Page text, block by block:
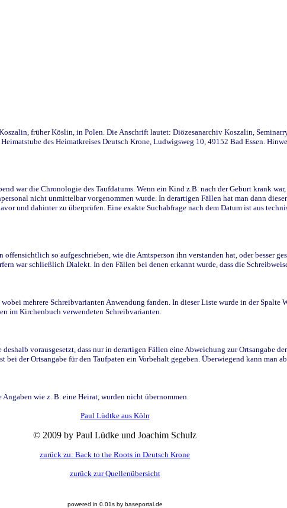
früher Köslin, in Polen. Die Anschrift lautet: Diözesanarchiv Koszalin,
des Heimatkreises Deutsch Krone, Ludwigsweg 10, 49152 Bad Essen.
war die Chronologie des Taufdatums. Wenn ein Kind z.B. nach der Geburt krank
nicht unmittelbar vorgenommen wurde. In derartigen Fällen hat man dann
und dahinter zu überprüfen. Eine exakte Suchabfrage nach dem Datum ist aus
so aufgeschrieben, wie die Amtsperson ihn verstanden hat, oder besser
war schließlich Dialekt. In den Fällen bei denen erkannt wurde, dass die
mehrere Schreibvarianten Anwendung fanden. In dieser Liste wurde in der Spalte
im Kirchenbuch verwendeten Schreibvarianten.
vorausgesetzt, dass nur in derartigen Fällen eine Abweichung zur Ortsangabe
der Ortsangabe für den Taufpaten ein Vorbehalt gegeben. Überwiegend kann man
wie z. B. eine Heirat, wurden nicht übernommen.
Paul Lüdtke aus Köln
© 2009 by Paul Lüdke und Joachim Schulz
zurück zu: Back to the Roots in Deutsch Krone
zurück zur Quellenübersicht
powered in 0.01s by baseportal.de